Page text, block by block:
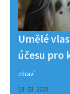
Umělé
účesu pro
zdraví
18. 03. 2026